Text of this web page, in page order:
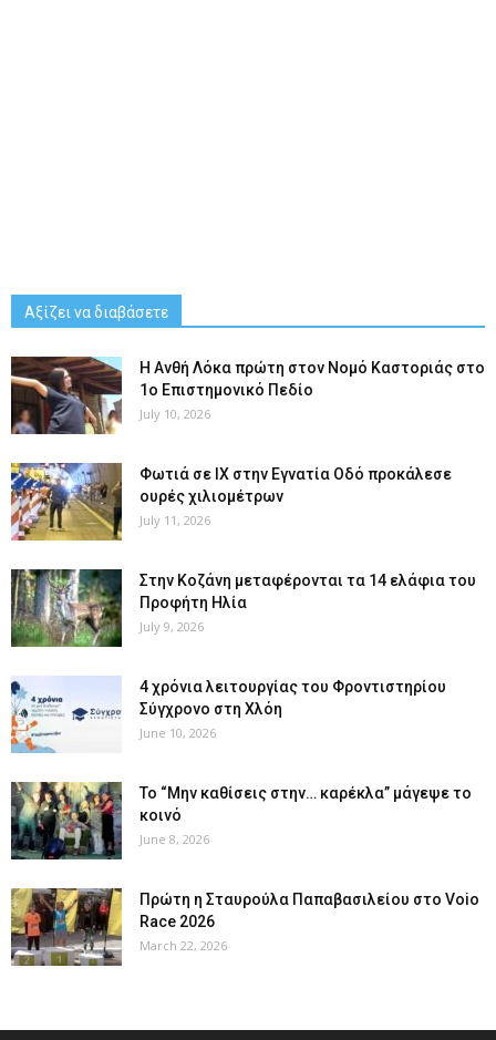
Αξίζει να διαβάσετε
Η Ανθή Λόκα πρώτη στον Νομό Καστοριάς στο
1ο Επιστημονικό Πεδίο
July 10, 2026
Φωτιά σε ΙΧ στην Εγνατία Οδό προκάλεσε
ουρές χιλιομέτρων
July 11, 2026
Στην Κοζάνη μεταφέρονται τα 14 ελάφια του
Προφήτη Ηλία
July 9, 2026
4 χρόνια λειτουργίας του Φροντιστηρίου
Σύγχρονο στη Χλόη
June 10, 2026
Το “Μην καθίσεις στην… καρέκλα” μάγεψε το
κοινό
June 8, 2026
Πρώτη η Σταυρούλα Παπαβασιλείου στο Voio
Race 2026
March 22, 2026